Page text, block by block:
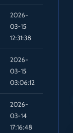
2026-
03-15
12:31:38
2026-
03-15
03:06:12
2026-
03-14
17:16:48